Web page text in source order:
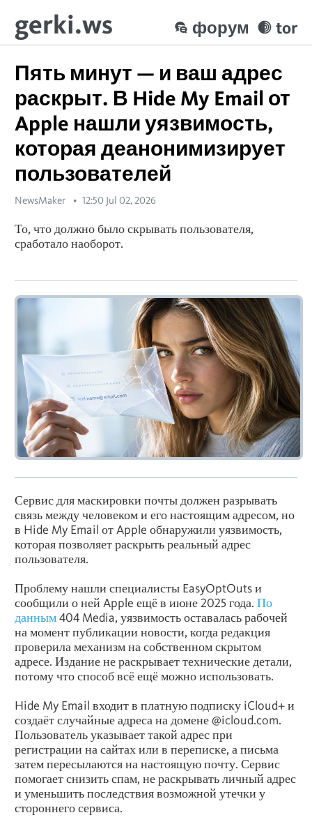
gerki.ws tor
форум
Пять минут — и ваш адрес
раскрыт. В Hide My Email от
Apple нашли уязвимость,
которая деанонимизирует
пользователей
NewsMaker 12:50 Jul 02, 2026
То, что должно было скрывать пользователя,
сработало наоборот.
Сервис для маскировки почты должен разрывать
связь между человеком и его настоящим адресом, но
в Hide My Email от Apple обнаружили уязвимость,
которая позволяет раскрыть реальный адрес
пользователя.
Проблему нашли специалисты EasyOptOuts и
сообщили о ней Apple ещё в июне 2025 года. По
данным404 Media, уязвимость оставалась рабочей
на момент публикации новости, когда редакция
проверила механизм на собственном скрытом
адресе. Издание не раскрывает технические детали,
потому что способ всё ещё можно использовать.
Hide My Email входит в платную подписку iCloud+ и
создаёт случайные адреса на домене @icloud.com.
Пользователь указывает такой адрес при
регистрации на сайтах или в переписке, а письма
затем пересылаются на настоящую почту. Сервис
помогает снизить спам, не раскрывать личный адрес
и уменьшить последствия возможной утечки у
стороннего сервиса.